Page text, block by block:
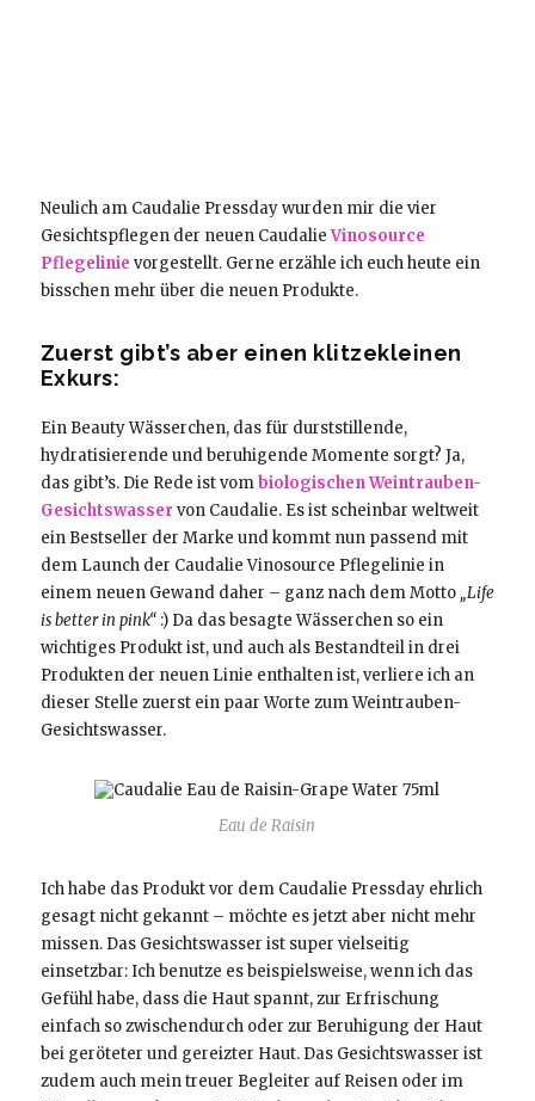
Neulich am Caudalie Pressday wurden mir die vier
Gesichtspflegen der neuen CaudalieVinosource
Pflegelinie vorgestellt. Gerne erzähle ich euch heute ein
bisschen mehr über die neuen Produkte.
Zuerst gibt’s aber einen klitzekleinen
Exkurs:
Ein Beauty Wässerchen, das für durststillende,
hydratisierende und beruhigende Momente sorgt? Ja,
das gibt’s. Die Rede ist vombiologischen Weintrauben-
Gesichtswasser von Caudalie. Es ist scheinbar weltweit
ein Bestseller der Marke und kommt nun passend mit
dem Launch der Caudalie Vinosource Pflegelinie in
einem neuen Gewand daher – ganz nach dem Motto„Life
is better in pink“:) Da das besagte Wässerchen so ein
wichtiges Produkt ist, und auch als Bestandteil in drei
Produkten der neuen Linie enthalten ist, verliere ich an
dieser Stelle zuerst ein paar Worte zum Weintrauben-
Gesichtswasser.
Eau de Raisin
Ich habe das Produkt vor dem Caudalie Pressday ehrlich
gesagt nicht gekannt – möchte es jetzt aber nicht mehr
missen. Das Gesichtswasser ist super vielseitig
einsetzbar: Ich benutze es beispielsweise, wenn ich das
Gefühl habe, dass die Haut spannt, zur Erfrischung
einfach so zwischendurch oder zur Beruhigung der Haut
bei geröteter und gereizter Haut. Das Gesichtswasser ist
zudem auch mein treuer Begleiter auf Reisen oder im